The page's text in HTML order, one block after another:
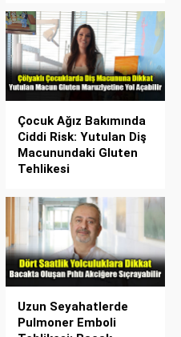
Çocuk Ağız Bakımında
Ciddi Risk: Yutulan Diş
Macunundaki Gluten
Tehlikesi
Uzun Seyahatlerde
Pulmoner Emboli